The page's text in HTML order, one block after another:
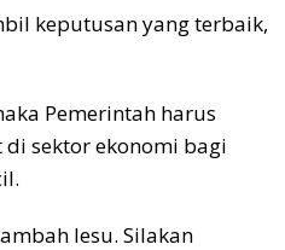
keputusan yang terbaik,
Pemerintah harus
sektor ekonomi bagi
lesu. Silakan